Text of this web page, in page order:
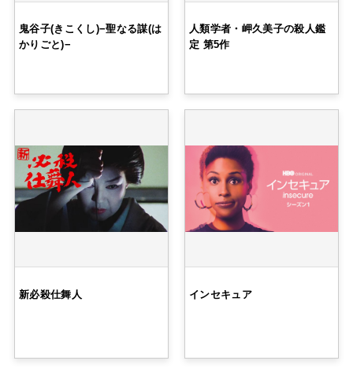
鬼谷子(きこくし)−聖なる謀(は
かりごと)−
人類学者・岬久美子の殺人鑑
定 第5作
新必殺仕舞人 インセキュア